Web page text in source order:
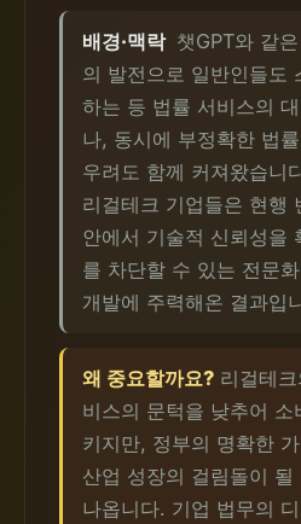
배경·맥락 챗GPT와 같
의 발전으로 일반인들도
하는 등 법률 서비스의
나, 동시에 부정확한 법
우려도 함께 커져왔습니
리걸테크 기업들은 현행
안에서 기술적 신뢰성을
를 차단할 수 있는 전문
개발에 주력해온 결과입
왜 중요할까요? 리걸테
비스의 문턱을 낮추어 소
키지만, 정부의 명확한
산업 성장의 걸림돌이
나옵니다. 기업 법무의